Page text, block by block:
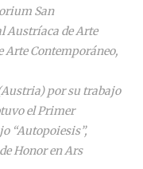
San
Austríaca de Arte
Arte Contemporáneo,
por su trabajo
el Primer
“Autopoiesis”,
Honor enArs